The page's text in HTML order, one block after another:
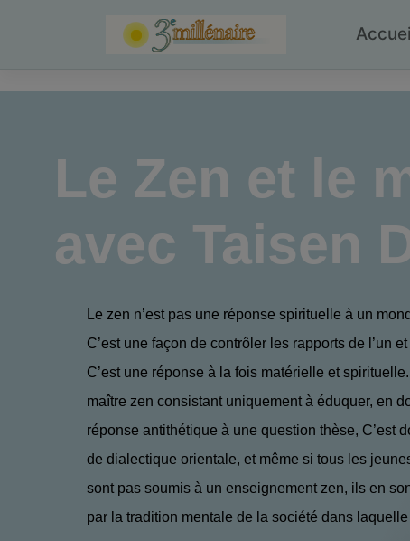
Le Zen et le
avec Taisen
Le zen n’est pas une réponse spirituelle à un
C’est une façon de contrôler les rapports de l’un et
C’est une réponse à la fois matérielle et
maître zen consistant uniquement à éduquer, en
réponse antithétique à une question thèse, C’est
de dialectique orientale, et même si tous les
sont pas soumis à un enseignement zen, ils en
par la tradition mentale de la société dans